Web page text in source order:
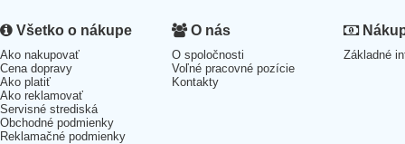
Všetko o nákupe
Ako nakupovať
Cena dopravy
Ako platiť
Ako reklamovať
Servisné strediská
Obchodné podmienky
Reklamačné podmienky
O nás
O spoločnosti
Voľné pracovné pozície
Kontakty
Základné